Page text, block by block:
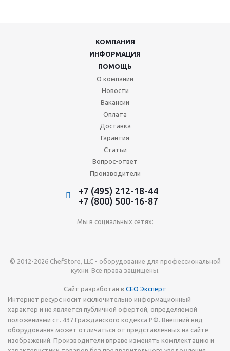
КОМПАНИЯ
ИНФОРМАЦИЯ
ПОМОЩЬ
О компании
Новости
Вакансии
Оплата
Доставка
Гарантия
Статьи
Вопрос-ответ
Производители
+7 (495) 212-18-44
+7 (800) 500-16-87
Мы в социальных сетях:
© 2012-2026 ChefStore, LLC - оборудование для профессиональной
кухни. Все права защищены.
Сайт разработан в СЕО Эксперт
Интернет ресурс носит исключительно информационный
характер и не является публичной офертой, определяемой
положениями ст. 437 Гражданского кодекса РФ. Внешний вид
оборудования может отличаться от представленных на сайте
изображений. Производители вправе изменять комплектацию и